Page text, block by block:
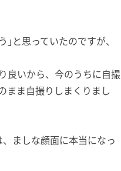
と思っていたのですが、
良いから、今のうちに自撮
まま自撮りしまくりまし
ましな顔面に本当になっ